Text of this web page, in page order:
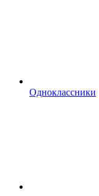
Одноклассники